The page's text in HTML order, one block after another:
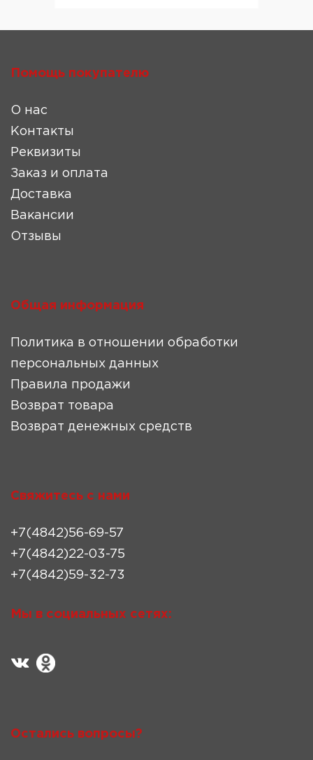
Помощь покупателю
О нас
Контакты
Реквизиты
Заказ и оплата
Доставка
Вакансии
Отзывы
Общая информация
Политика в отношении обработки
персональных данных
Правила продажи
Возврат товара
Возврат денежных средств
Свяжитесь с нами
+7(4842)56-69-57
+7(4842)22-03-75
+7(4842)59-32-73
Мы в социальных сетях:
Остались вопросы?